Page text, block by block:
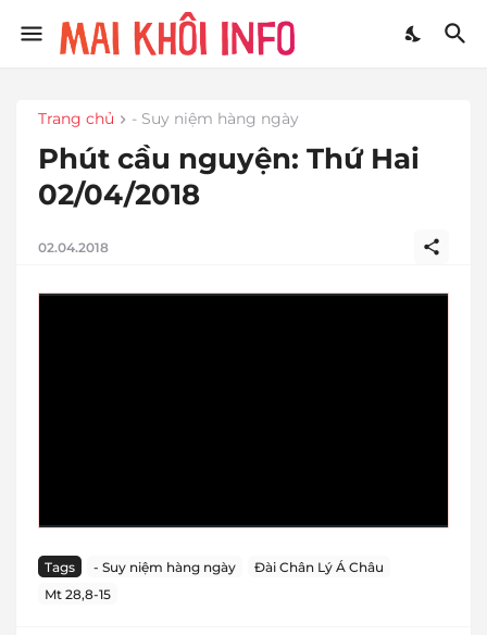
Trang chủ - Suy niệm hàng ngày
Phút cầu nguyện: Thứ Hai
02/04/2018
02.04.2018
Tags - Suy niệm hàng ngày
Đài Chân Lý Á Châu
Mt 28,8-15